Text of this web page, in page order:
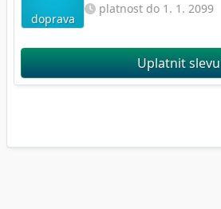
doprava
platnost do 1. 1. 2099
Uplatnit slevu